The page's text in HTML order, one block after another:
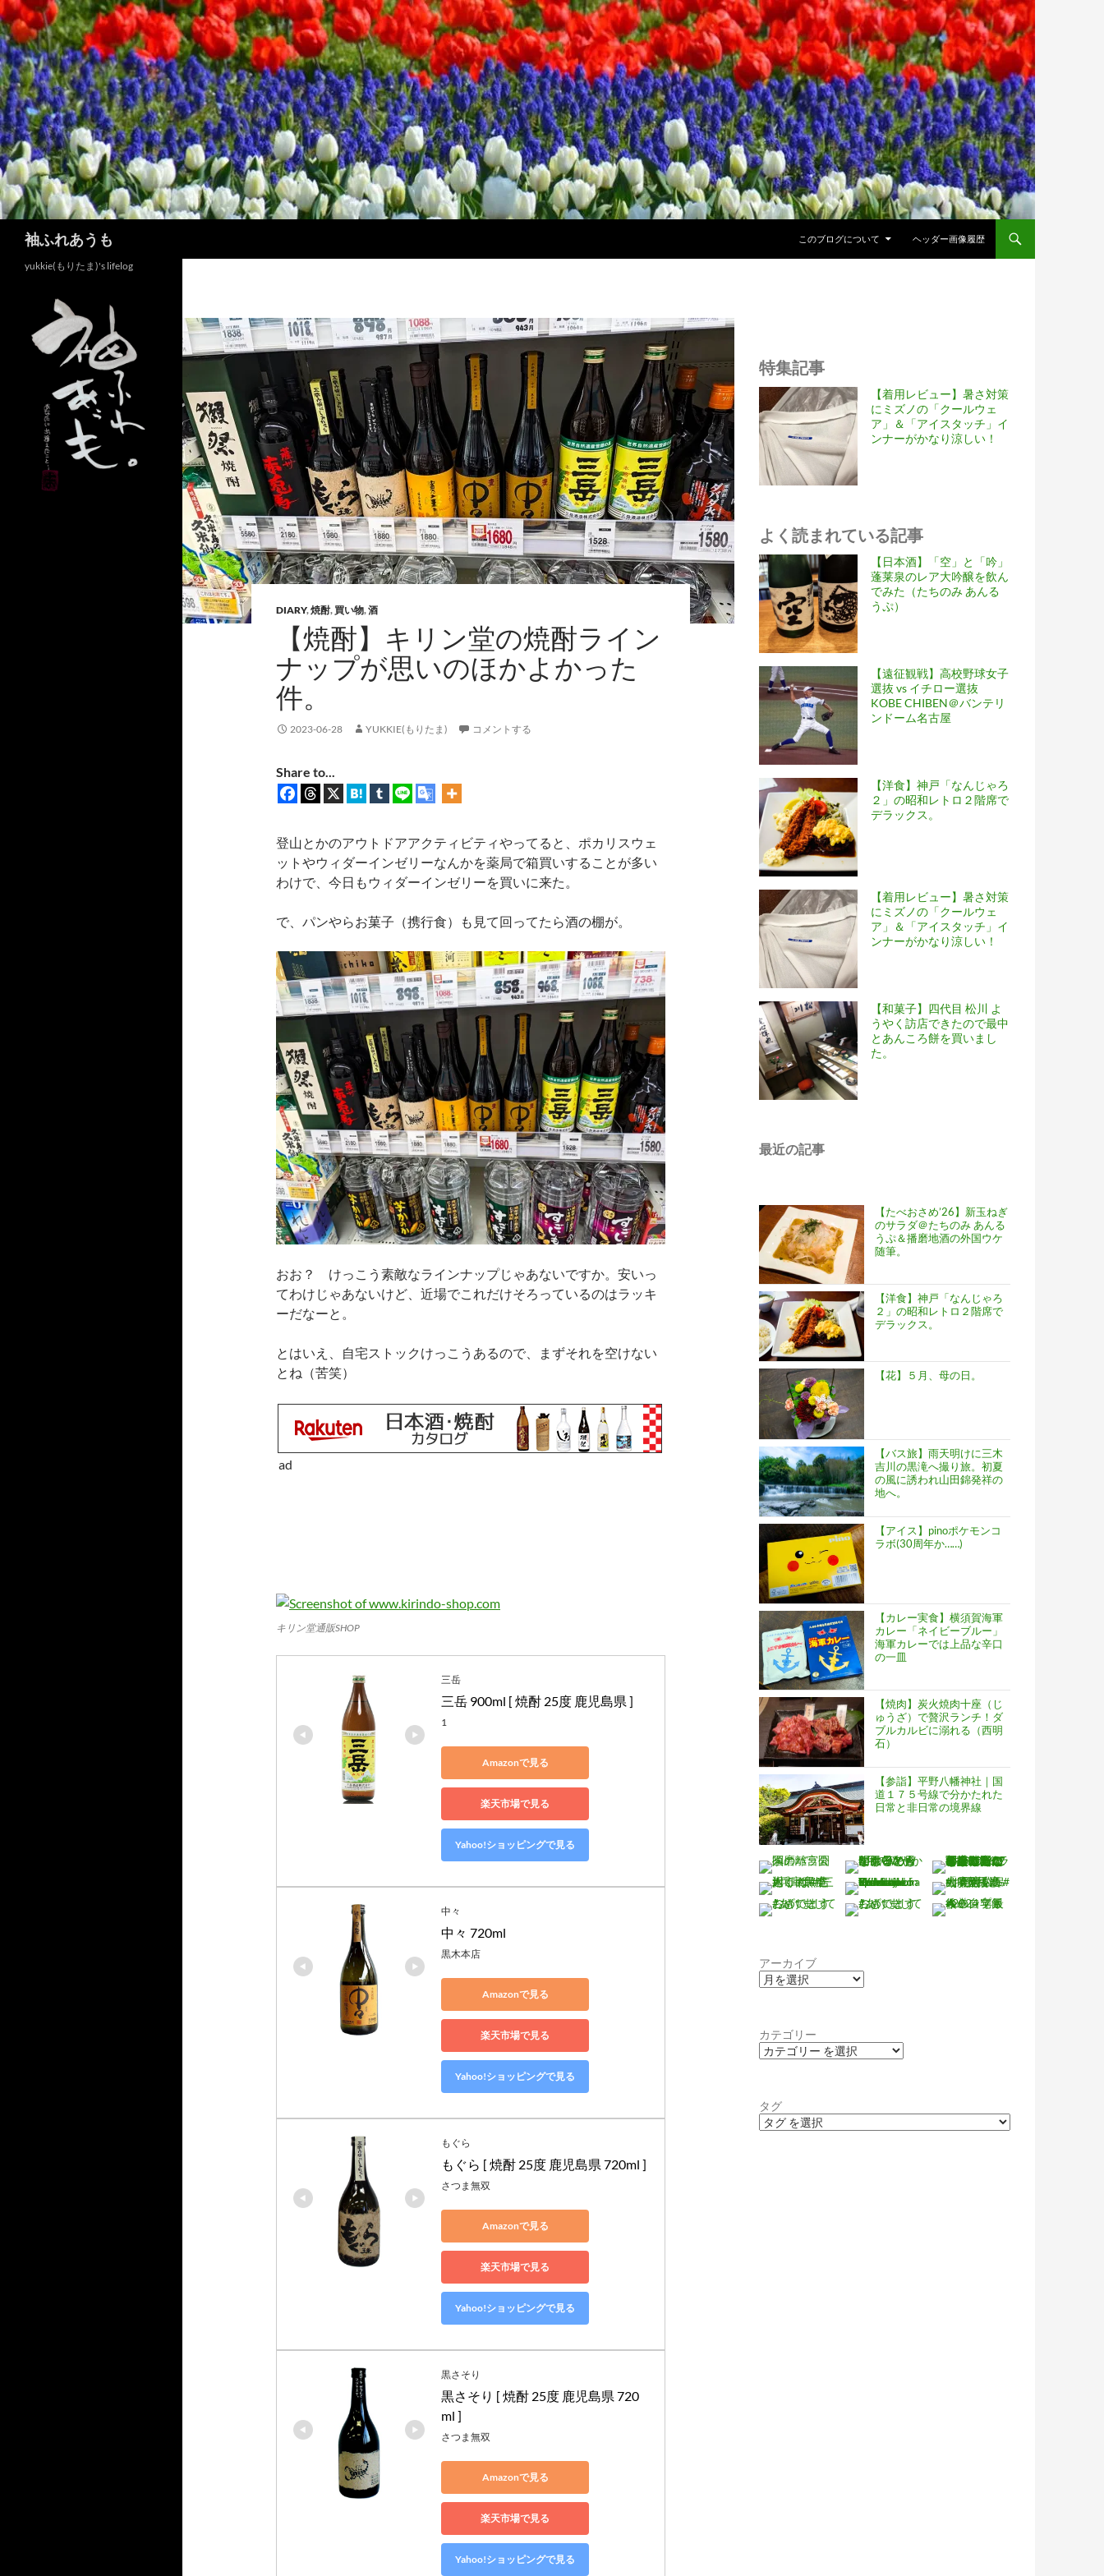
コ
ン
テ
ン
ツ
へ
ス
キ
ッ
プ
袖ふれあうも このブログについて ヘッダー画像履歴
DIARY,焼酎, 買い物,酒
【焼酎】キリン堂の焼酎ライン
ナップが思いのほかよかった
件。
2023-06-28 YUKKIE(もりたま) コメントする
Share to...
登山とかのアウトドアアクティビティやってると、ポカリスウェ
ットやウィダーインゼリーなんかを薬局で箱買いすることが多い
わけで、今日もウィダーインゼリーを買いに来た。
で、パンやらお菓子（携行食）も見て回ってたら酒の棚が。
おお？ けっこう素敵なラインナップじゃあないですか。安いっ
てわけじゃあないけど、近場でこれだけそろっているのはラッキ
ーだなーと。
とはいえ、自宅ストックけっこうあるので、まずそれを空けない
とね（苦笑）
ad
キリン堂通販SHOP
三岳
三岳 900ml [ 焼酎 25度 鹿児島県 ]
1
Amazonで見る
楽天市場で見る
Yahoo!ショッピングで見る
中々
中々 720ml
黒木本店
Amazonで見る
楽天市場で見る
Yahoo!ショッピングで見る
もぐら
もぐら [ 焼酎 25度 鹿児島県 720ml ]
さつま無双
Amazonで見る
楽天市場で見る
Yahoo!ショッピングで見る
黒さそり
黒さそり [ 焼酎 25度 鹿児島県 720
ml ]
さつま無双
Amazonで見る
楽天市場で見る
Yahoo!ショッピングで見る
特集記事
【着用レビュー】暑さ対策
にミズノの「クールウェ
ア」＆「アイスタッチ」イ
ンナーがかなり涼しい！
よく読まれている記事
【日本酒】「空」と「吟」
蓬莱泉のレア大吟醸を飲ん
でみた（たちのみ あんる
うぷ）
【遠征観戦】高校野球女子
選抜 vs イチロー選抜
KOBE CHIBEN＠バンテリ
ンドーム名古屋
【洋食】神戸「なんじゃろ
２」の昭和レトロ２階席で
デラックス。
【着用レビュー】暑さ対策
にミズノの「クールウェ
ア」＆「アイスタッチ」イ
ンナーがかなり涼しい！
【和菓子】四代目 松川 よ
うやく訪店できたので最中
とあんころ餅を買いまし
た。
最近の記事
【たべおさめ’26】新玉ねぎ
のサラダ＠たちのみ あんる
うぷ＆播磨地酒の外国ウケ
随筆。
【洋食】神戸「なんじゃろ
２」の昭和レトロ２階席で
デラックス。
【花】５月、母の日。
【バス旅】雨天明けに三木
吉川の黒滝へ撮り旅。初夏
の風に誘われ山田錦発祥の
地へ。
【アイス】pinoポケモンコ
ラボ(30周年か……)
【カレー実食】横須賀海軍
カレー「ネイビーブルー」
海軍カレーでは上品な辛口
の一皿
【焼肉】炭火焼肉十座（じ
ゅうざ）で贅沢ランチ！ダ
ブルカルビに溺れる（西明
石）
【参詣】平野八幡神社｜国
道１７５号線で分かたれた
日常と非日常の境界線
アーカイブ
カテゴリー
タグ
yukkie(もりたま)'s lifelog